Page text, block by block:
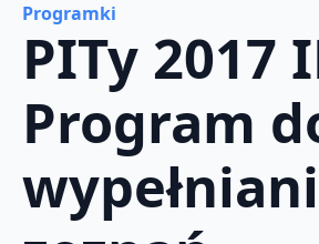
Programki
PITy 2017
Program